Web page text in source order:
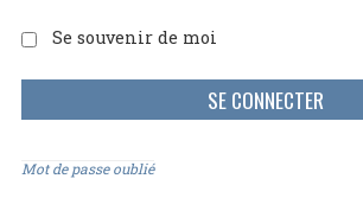
Se souvenir de moi
Mot de passe oublié